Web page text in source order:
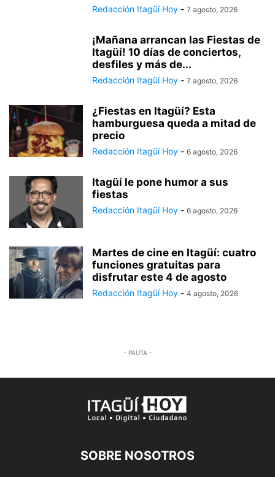
Redacción Itagüí Hoy - 7 agosto, 2026
¡Mañana arrancan las Fiestas de
Itagüí! 10 días de conciertos,
desfiles y más de...
Redacción Itagüí Hoy - 7 agosto, 2026
¿Fiestas en Itagüí? Esta
hamburguesa queda a mitad de
precio
Redacción Itagüí Hoy - 6 agosto, 2026
Itagüí le pone humor a sus
fiestas
Redacción Itagüí Hoy - 6 agosto, 2026
Martes de cine en Itagüí: cuatro
funciones gratuitas para
disfrutar este 4 de agosto
Redacción Itagüí Hoy - 4 agosto, 2026
- PAUTA -
SOBRE NOSOTROS